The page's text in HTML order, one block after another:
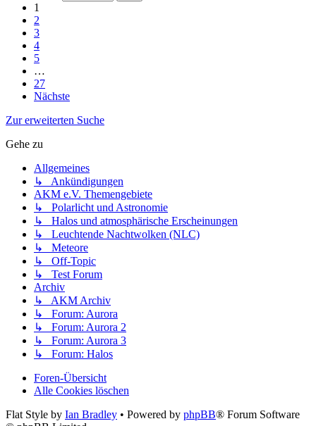
1
2
3
4
5
…
27
Nächste
Zur erweiterten Suche
Gehe zu
Allgemeines
↳ Ankündigungen
AKM e.V. Themengebiete
↳ Polarlicht und Astronomie
↳ Halos und atmosphärische Erscheinungen
↳ Leuchtende Nachtwolken (NLC)
↳ Meteore
↳ Off-Topic
↳ Test Forum
Archiv
↳ AKM Archiv
↳ Forum: Aurora
↳ Forum: Aurora 2
↳ Forum: Aurora 3
↳ Forum: Halos
Foren-Übersicht
Alle Cookies löschen
Flat Style by Ian Bradley • Powered by phpBB® Forum Software